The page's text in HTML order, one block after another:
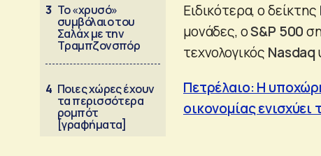
3 Το «χρυσό»
συμβόλαιο του
Σαλάχ με την
Τραμπζονσπόρ
4 Ποιες χώρες έχουν
τα περισσότερα
ρομπότ
[γραφήματα]
Ειδικότερα, ο δείκτης
μονάδες, οS&P 500
τεχνολογικός Nasdaq
Πετρέλαιο: Η
οικονομίας ενισχύει